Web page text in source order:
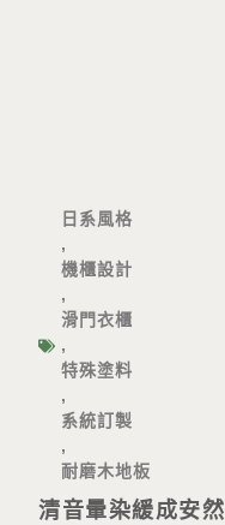
日系風格
,
機櫃設計
,
滑門衣櫃
,
特殊塗料
,
系統訂製
,
耐磨木地板
清音暈染緩成安然